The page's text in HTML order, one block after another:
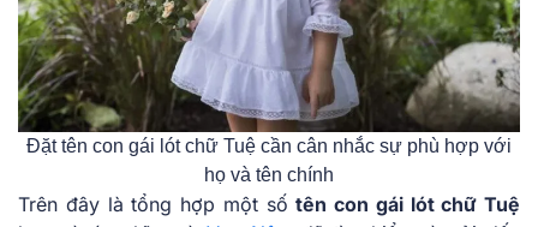
Đặt tên con gái lót chữ Tuệ cần cân nhắc sự phù hợp với
họ và tên chính
Trên đây là tổng hợp một sốtên con gái lót chữ Tuệ